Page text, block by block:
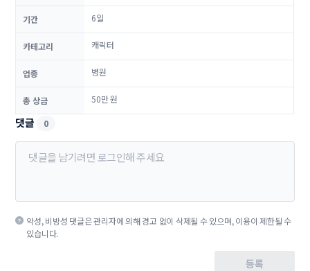
기간 6일
카테고리 캐릭터
업종 병원
총 상금 50만 원
댓글 0
악성, 비방성 댓글은 관리자에 의해 경고 없이 삭제될 수 있으며, 이용이 제한될 수
있습니다.
등록